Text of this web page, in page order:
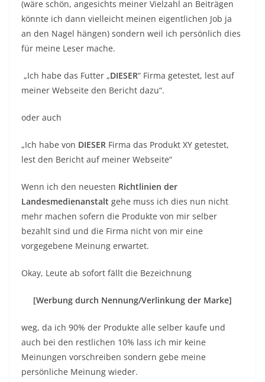
vorgegebene Meinung erwartet.
Okay, Leute ab sofort fällt die Bezeichnung
weg, da ich 90% der Produkte alle selber kaufe und
Meinungen vorschreiben sondern gebe meine
Somit bin ich fein raus und lehne mich zurück……
Fein raus? Sicher? …..